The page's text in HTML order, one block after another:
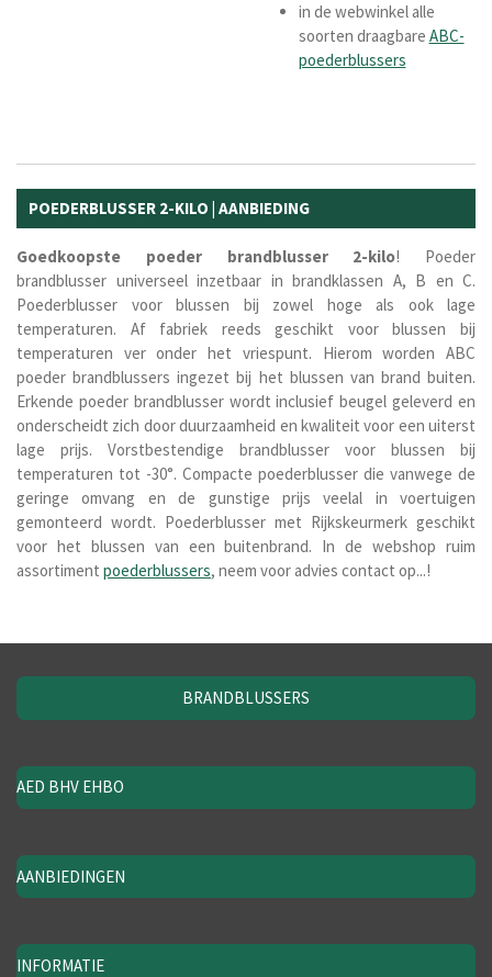
in de webwinkel alle
soorten draagbare ABC-
poederblussers
POEDERBLUSSER 2-KILO | AANBIEDING
Goedkoopste poeder brandblusser 2-kilo! Poeder
brandblusser universeel inzetbaar in brandklassen A, B en C.
Poederblusser voor blussen bij zowel hoge als ook lage
temperaturen. Af fabriek reeds geschikt voor blussen bij
temperaturen ver onder het vriespunt. Hierom worden ABC
poeder brandblussers ingezet bij het blussen van brand buiten.
Erkende poeder brandblusser wordt inclusief beugel geleverd en
onderscheidt zich door duurzaamheid en kwaliteit voor een uiterst
lage prijs. Vorstbestendige brandblusser voor blussen bij
temperaturen tot -30°. Compacte poederblusser die vanwege de
geringe omvang en de gunstige prijs veelal in voertuigen
gemonteerd wordt. Poederblusser met Rijkskeurmerk geschikt
voor het blussen van een buitenbrand. In de webshop ruim
assortiment poederblussers, neem voor advies contact op...!
BRANDBLUSSERS
AED BHV EHBO
AANBIEDINGEN
INFORMATIE